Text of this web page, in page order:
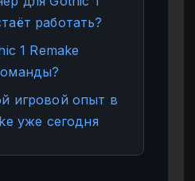
работать?
1 Remake
игровой опыт в
уже сегодня